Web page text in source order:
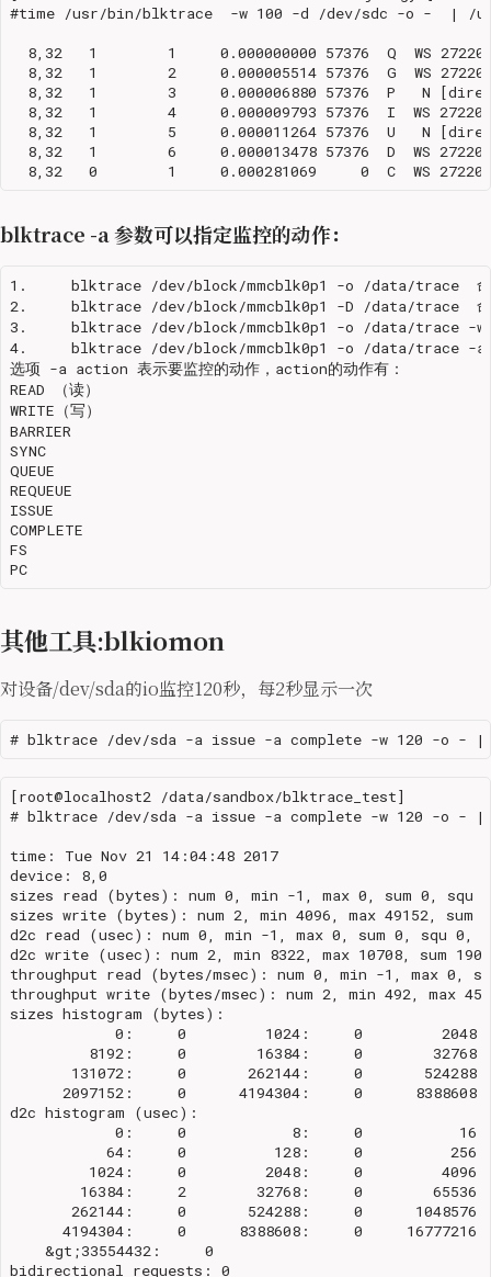
#time /usr/bin/blktrace  -w 100 -d /dev/sdc -o -  | /
8,32   1        1     0.000000000 57376  Q  WS
8,32   1        2     0.000005514 57376  G  WS
8,32   1        3     0.000006880 57376  P   N
8,32   1        4     0.000009793 57376  I  WS
8,32   1        5     0.000011264 57376  U   N
8,32   1        6     0.000013478 57376  D  WS
blktrace -a 参数可以指定监控的动作：
1.     blktrace /dev/block/mmcblk0p1 -o /data/trace  命令解
2.     blktrace /dev/block/mmcblk0p1 -D /data/trace
3.     blktrace /dev/block/mmcblk0p1 -o /data/trace -w 10
4.     blktrace /dev/block/mmcblk0p1 -o /data/trace -a
选项 -a action 表示要监控的动作，action的动作有：
READ （读）
WRITE（写）
BARRIER
SYNC
QUEUE
REQUEUE
ISSUE
COMPLETE
FS
其他工具:blkiomon
对设备/dev/sda的io监控120秒，每2秒显示一次
[root@localhost2 /data/sandbox/blktrace_test]
# blktrace /dev/sda -a issue -a complete -w 120 -o -
time: Tue Nov 21 14:04:48 2017
device: 8,0
sizes read (bytes): num 0, min -1, max 0, sum 0, squ
sizes write (bytes): num 2, min 4096, max 49152, sum
d2c read (usec): num 0, min -1, max 0, sum 0, squ 0,
d2c write (usec): num 2, min 8322, max 10708, sum
throughput read (bytes/msec): num 0, min -1, max 0,
throughput write (bytes/msec): num 2, min 492, max
sizes histogram (bytes):
0:     0         1024:     0
8192:     0        16384:     0
131072:     0       262144:     0
2097152:     0      4194304:     0
d2c histogram (usec):
0:     0            8:     0
64:     0          128:     0
1024:     0         2048:     0
16384:     2        32768:     0
262144:     0       524288:     0
4194304:     0      8388608:     0
    &gt;33554432:     0